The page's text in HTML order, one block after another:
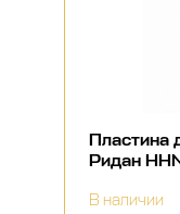
Пластина
Ридан
В наличии